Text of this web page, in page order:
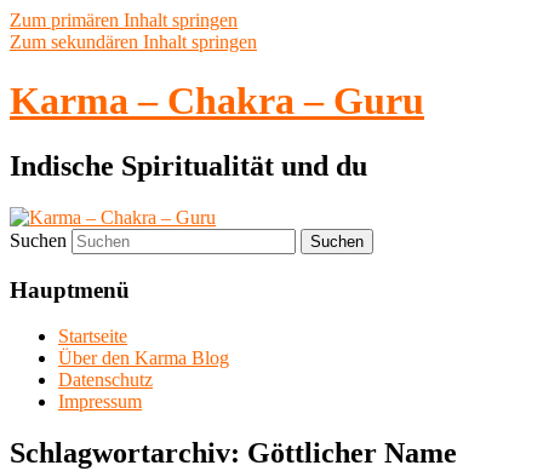
Zum primären Inhalt springen
Zum sekundären Inhalt springen
Karma – Chakra – Guru
Indische Spiritualität und du
Suchen
Hauptmenü
Startseite
Über den Karma Blog
Datenschutz
Impressum
Schlagwortarchiv: Göttlicher Name